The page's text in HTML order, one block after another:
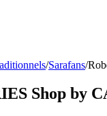
/Sarafans/
Shop by